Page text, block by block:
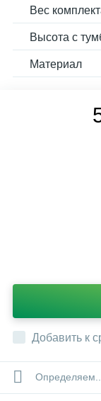
Вес
Высота с
Материал
Добавить к
Определяем...